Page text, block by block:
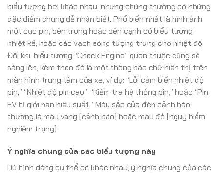
biểu tượng hơi khác nhau, nhưng chúng thường có những
đặc điểm chung dễ nhận biết. Phổ biến nhất là hình ảnh
một cục pin, bên trong hoặc bên cạnh có biểu tượng
nhiệt kế, hoặc các vạch sóng tượng trưng cho nhiệt độ.
Đôi khi, biểu tượng “Check Engine” quen thuộc cũng sẽ
sáng lên, kèm theo đó là một thông báo chữ hiển thị trên
màn hình trung tâm của xe, ví dụ: “Lỗi cảm biến nhiệt độ
pin,” “Nhiệt độ pin cao,” “Kiểm tra hệ thống pin,” hoặc “Pin
EV bị giới hạn hiệu suất.” Màu sắc của đèn cảnh báo
thường là màu vàng (cảnh báo) hoặc màu đỏ (nguy hiểm
nghiêm trọng).
Ý nghĩa chung của các biểu tượng này
Dù hình dáng cụ thể có khác nhau, ý nghĩa chung của các